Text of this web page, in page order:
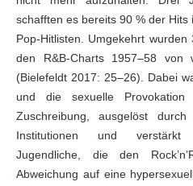
schafften es bereits 90 % der
Pop-Hitlisten. Umgekehrt
den R&B-Charts 1957–58 von
(Bielefeldt 2017: 25–26). Dabei
und die sexuelle
Zuschreibung, ausgelöst durch
Institutionen und verstärkt
Jugendliche, die den
Abweichung auf eine